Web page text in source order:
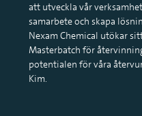
att utveckla vår
samarbete och skapa
Nexam Chemical utökar
Masterbatch för
potentialen för våra
Kim.